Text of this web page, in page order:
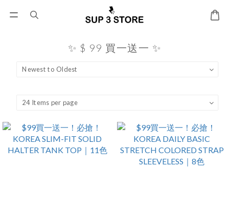
✨ $ 99 買一送一 ✨